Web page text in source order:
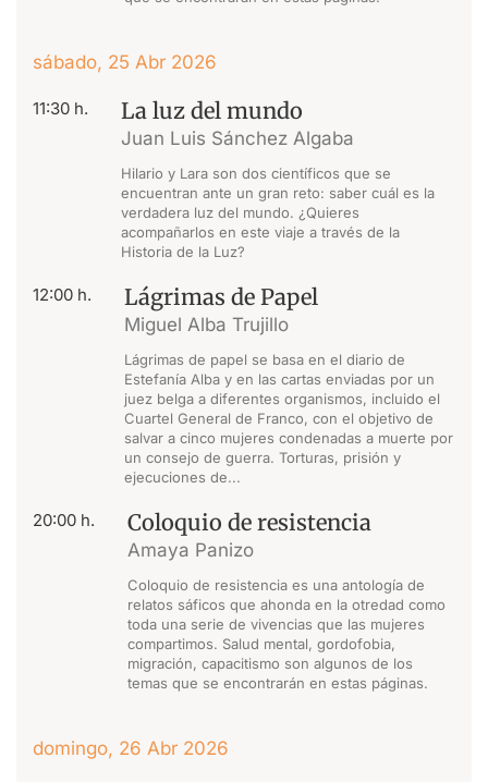
sábado, 25 Abr 2026
11:30 h. La luz del mundo
Juan Luis Sánchez Algaba
Hilario y Lara son dos científicos que se
encuentran ante un gran reto: saber cuál es la
verdadera luz del mundo. ¿Quieres
acompañarlos en este viaje a través de la
Historia de la Luz?
12:00 h. Lágrimas de Papel
Miguel Alba Trujillo
Lágrimas de papel se basa en el diario de
Estefanía Alba y en las cartas enviadas por un
juez belga a diferentes organismos, incluido el
Cuartel General de Franco, con el objetivo de
salvar a cinco mujeres condenadas a muerte por
un consejo de guerra. Torturas, prisión y
ejecuciones de...
20:00 h. Coloquio de resistencia
Amaya Panizo
Coloquio de resistencia es una antología de
relatos sáficos que ahonda en la otredad como
toda una serie de vivencias que las mujeres
compartimos. Salud mental, gordofobia,
migración, capacitismo son algunos de los
temas que se encontrarán en estas páginas.
domingo, 26 Abr 2026